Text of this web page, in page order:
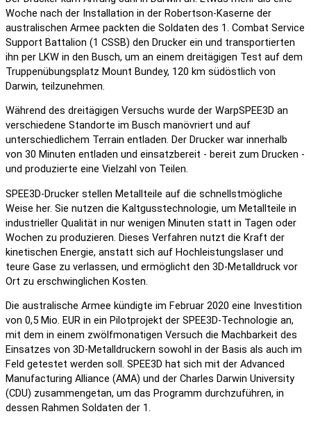
Woche nach der Installation in der Robertson-Kaserne der
australischen Armee packten die Soldaten des 1. Combat Service
Support Battalion (1 CSSB) den Drucker ein und transportierten
ihn per LKW in den Busch, um an einem dreitägigen Test auf dem
Truppenübungsplatz Mount Bundey, 120 km südöstlich von
Darwin, teilzunehmen.
Während des dreitägigen Versuchs wurde der WarpSPEE3D an
verschiedene Standorte im Busch manövriert und auf
unterschiedlichem Terrain entladen. Der Drucker war innerhalb
von 30 Minuten entladen und einsatzbereit - bereit zum Drucken -
und produzierte eine Vielzahl von Teilen.
SPEE3D-Drucker stellen Metallteile auf die schnellstmögliche
Weise her. Sie nutzen die Kaltgusstechnologie, um Metallteile in
industrieller Qualität in nur wenigen Minuten statt in Tagen oder
Wochen zu produzieren. Dieses Verfahren nutzt die Kraft der
kinetischen Energie, anstatt sich auf Hochleistungslaser und
teure Gase zu verlassen, und ermöglicht den 3D-Metalldruck vor
Ort zu erschwinglichen Kosten.
Die australische Armee kündigte im Februar 2020 eine Investition
von 0,5 Mio. EUR in ein Pilotprojekt der SPEE3D-Technologie an,
mit dem in einem zwölfmonatigen Versuch die Machbarkeit des
Einsatzes von 3D-Metalldruckern sowohl in der Basis als auch im
Feld getestet werden soll. SPEE3D hat sich mit der Advanced
Manufacturing Alliance (AMA) und der Charles Darwin University
(CDU) zusammengetan, um das Programm durchzuführen, in
dessen Rahmen Soldaten der 1.